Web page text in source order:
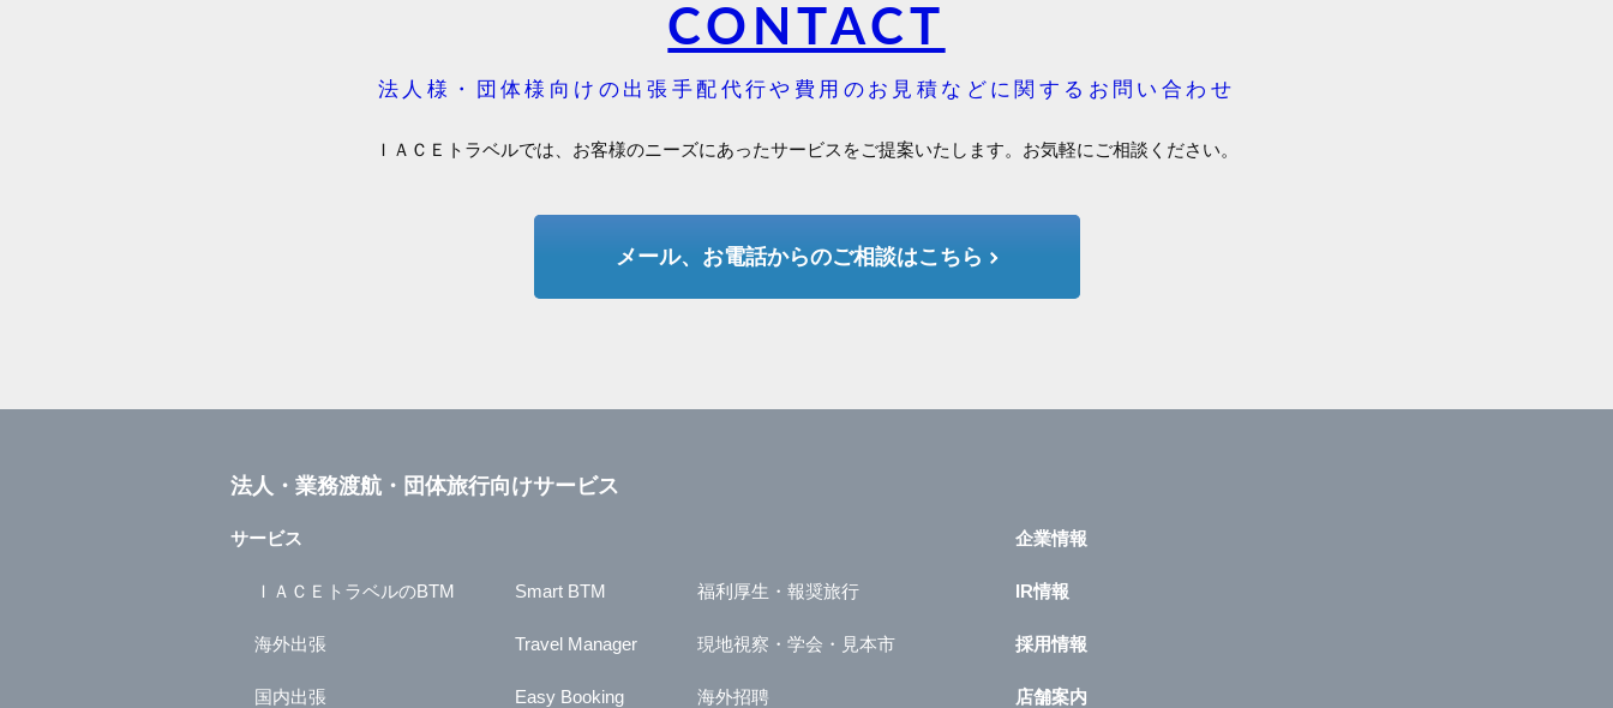
CONTACT
法人様・団体様向けの出張手配代行や費用のお見積などに関するお問い合わせ
ＩＡＣＥトラベルでは、お客様のニーズにあったサービスをご提案いたします。お気軽にご相談ください。
メール、お電話からのご相談はこちら
法人・業務渡航・団体旅行向けサービス
サービス
ＩＡＣＥトラベルのBTM
海外出張
国内出張
Smart BTM
Travel Manager
Easy Booking
福利厚生・報奨旅行
現地視察・学会・見本市
海外招聘
企業情報
IR情報
採用情報
店舗案内